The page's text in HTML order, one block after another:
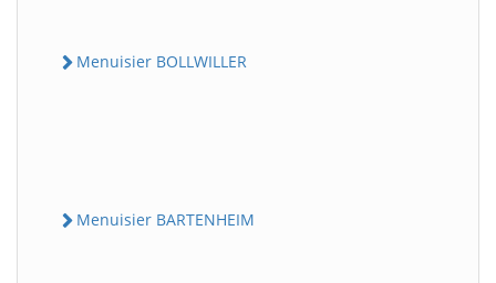
Menuisier BOLLWILLER
Menuisier BARTENHEIM